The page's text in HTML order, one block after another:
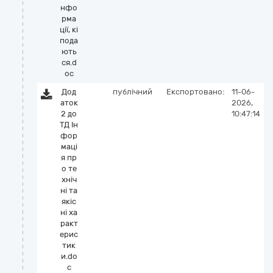
нфо
рма
ції, кі
пода
ють
ся.d
oc
Дод
аток
2 до
ТД Ін
фор
маці
я пр
о те
хніч
ні та
якіс
ні ха
ракт
ерис
тик
и.do
c
публічний Експортовано:
11-06-
2026,
10:47:14